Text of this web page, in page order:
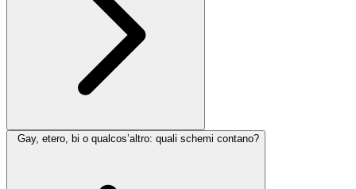
Gay, etero, bi o qualcos’altro: quali schemi contano?